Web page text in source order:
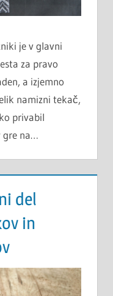
je v glavni
za pravo
a izjemno
namizni tekač,
privabil
gre na…
del
in